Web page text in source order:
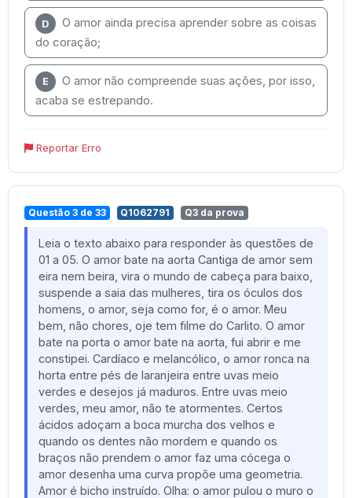
D
O amor ainda precisa aprender sobre as coisas
do coração;
E
O amor não compreende suas ações, por isso,
acaba se estrepando.
Reportar Erro
Questão 3 de 33 Q1062791 Q3 da prova
Leia o texto abaixo para responder às questões de
01 a 05. O amor bate na aorta Cantiga de amor sem
eira nem beira, vira o mundo de cabeça para baixo,
suspende a saia das mulheres, tira os óculos dos
homens, o amor, seja como for, é o amor. Meu
bem, não chores, oje tem filme do Carlito. O amor
bate na porta o amor bate na aorta, fui abrir e me
constipei. Cardíaco e melancólico, o amor ronca na
horta entre pés de laranjeira entre uvas meio
verdes e desejos já maduros. Entre uvas meio
verdes, meu amor, não te atormentes. Certos
ácidos adoçam a boca murcha dos velhos e
quando os dentes não mordem e quando os
braços não prendem o amor faz uma cócega o
amor desenha uma curva propõe uma geometria.
Amor é bicho instruído. Olha: o amor pulou o muro o